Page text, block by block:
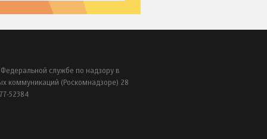
службе по надзору в
коммуникаций (Роскомнадзоре) 28
52384